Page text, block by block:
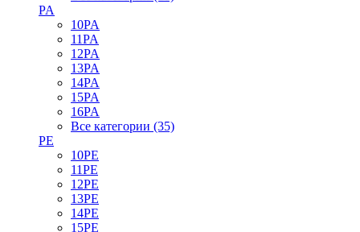
PA
10PA
11PA
12PA
13PA
14PA
15PA
16PA
Все категории (35)
PE
10PE
11PE
12PE
13PE
14PE
15PE